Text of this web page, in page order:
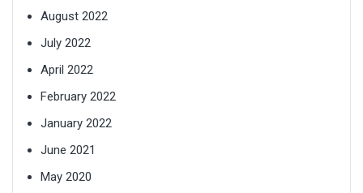
August 2022
July 2022
April 2022
February 2022
January 2022
June 2021
May 2020